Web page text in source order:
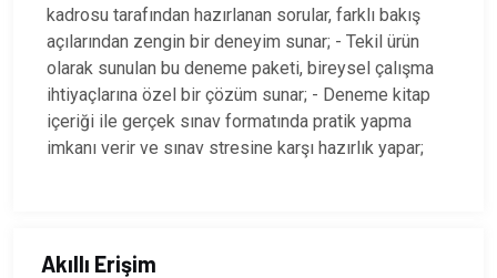
kadrosu tarafından hazırlanan sorular, farklı bakış
açılarından zengin bir deneyim sunar; - Tekil ürün
olarak sunulan bu deneme paketi, bireysel çalışma
ihtiyaçlarına özel bir çözüm sunar; - Deneme kitap
içeriği ile gerçek sınav formatında pratik yapma
imkanı verir ve sınav stresine karşı hazırlık yapar;
Akıllı Erişim